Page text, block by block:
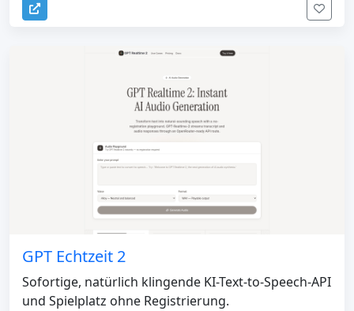
GPT Echtzeit 2
Sofortige, natürlich klingende KI-Text-to-Speech-API
und Spielplatz ohne Registrierung.